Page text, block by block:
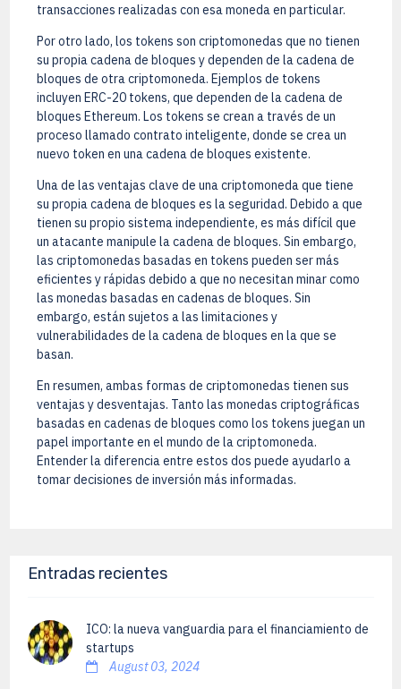
transacciones realizadas con esa moneda en particular.
Por otro lado, los tokens son criptomonedas que no tienen
su propia cadena de bloques y dependen de la cadena de
bloques de otra criptomoneda. Ejemplos de tokens
incluyen ERC-20 tokens, que dependen de la cadena de
bloques Ethereum. Los tokens se crean a través de un
proceso llamado contrato inteligente, donde se crea un
nuevo token en una cadena de bloques existente.
Una de las ventajas clave de una criptomoneda que tiene
su propia cadena de bloques es la seguridad. Debido a que
tienen su propio sistema independiente, es más difícil que
un atacante manipule la cadena de bloques. Sin embargo,
las criptomonedas basadas en tokens pueden ser más
eficientes y rápidas debido a que no necesitan minar como
las monedas basadas en cadenas de bloques. Sin
embargo, están sujetos a las limitaciones y
vulnerabilidades de la cadena de bloques en la que se
basan.
En resumen, ambas formas de criptomonedas tienen sus
ventajas y desventajas. Tanto las monedas criptográficas
basadas en cadenas de bloques como los tokens juegan un
papel importante en el mundo de la criptomoneda.
Entender la diferencia entre estos dos puede ayudarlo a
tomar decisiones de inversión más informadas.
Entradas recientes
ICO: la nueva vanguardia para el financiamiento de
startups
August 03, 2024